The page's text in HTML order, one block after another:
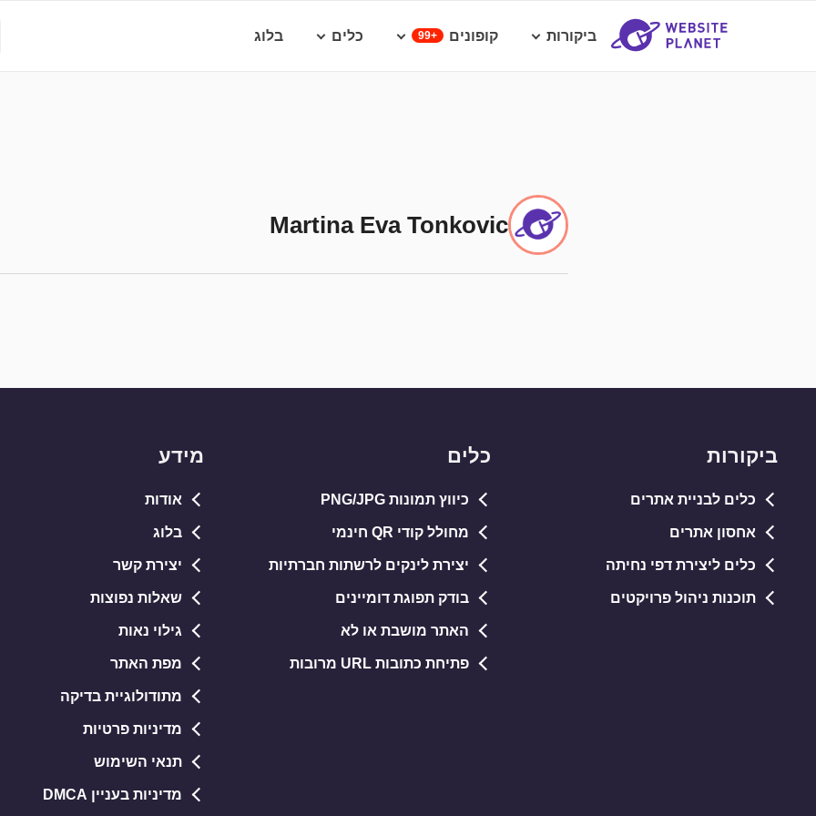
ביקורות קופונים 99+ כלים בלוג
Martina Eva Tonkovic
ביקורות
כלים לבניית אתרים
אחסון אתרים
כלים ליצירת דפי נחיתה
תוכנות ניהול פרויקטים
כלים
כיווץ תמונות PNG/JPG
מחולל קודי QR חינמי
יצירת לינקים לרשתות חברתיות
בודק תפוגת דומיינים
האתר מושבת או לא
פתיחת כתובות URL מרובות
מידע
אודות
בלוג
יצירת קשר
שאלות נפוצות
גילוי נאות
מפת האתר
מתודולוגיית בדיקה
מדיניות פרטיות
תנאי השימוש
מדיניות בעניין DMCA